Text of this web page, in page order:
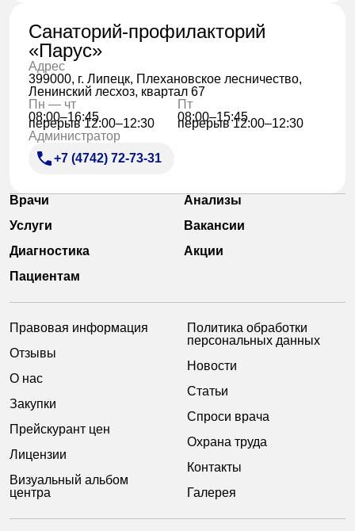
Санаторий-профилакторий
«Парус»
Адрес
399000, г. Липецк, Плехановское лесничество,
Ленинский лесхоз, квартал 67
Пн — чт
08:00–16:45
перерыв 12:00–12:30
Пт
08:00–15:45
перерыв 12:00–12:30
Администратор
+7 (4742) 72-73-31
Врачи
Анализы
Услуги
Вакансии
Диагностика
Акции
Пациентам
Правовая информация
Отзывы
О нас
Закупки
Прейскурант цен
Лицензии
Визуальный альбом
центра
Политика обработки
персональных данных
Новости
Статьи
Спроси врача
Охрана труда
Контакты
Галерея